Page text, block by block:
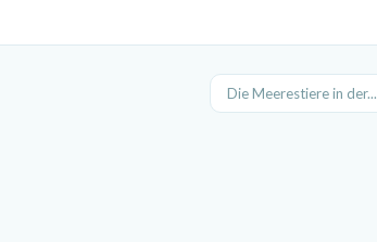
Die Meerestiere in der...